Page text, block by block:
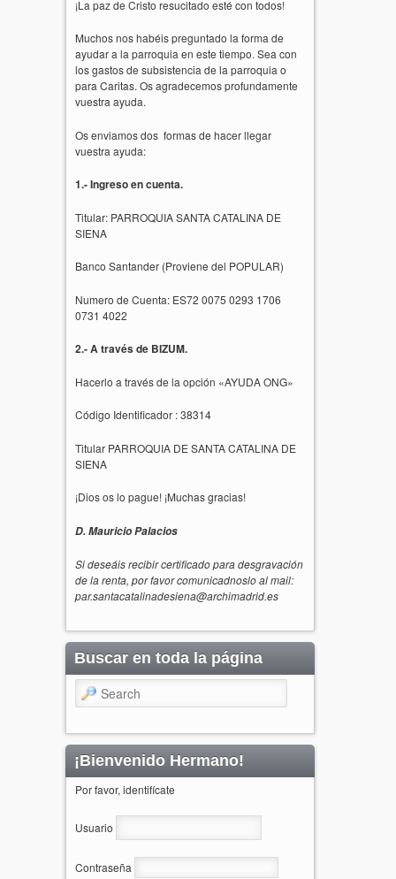
¡La paz de Cristo resucitado esté con todos!
Muchos nos habéis preguntado la forma de
ayudar a la parroquia en este tiempo. Sea con
los gastos de subsistencia de la parroquia o
para Caritas. Os agradecemos profundamente
vuestra ayuda.
Os enviamos dos formas de hacer llegar
vuestra ayuda:
1.- Ingreso en cuenta.
Titular: PARROQUIA SANTA CATALINA DE
SIENA
Banco Santander (Proviene del POPULAR)
Numero de Cuenta: ES72 0075 0293 1706
0731 4022
2.- A través de BIZUM.
Hacerlo a través de la opción «AYUDA ONG»
Código Identificador : 38314
Titular PARROQUIA DE SANTA CATALINA DE
SIENA
¡Dios os lo pague! ¡Muchas gracias!
D. Mauricio Palacios
Si deseáis recibir certificado para desgravación
de la renta, por favor comunicadnoslo al mail:
par.santacatalinadesiena@archimadrid.es
Buscar en toda la página
Search
¡Bienvenido Hermano!
Por favor, identifícate
Usuario
Contraseña